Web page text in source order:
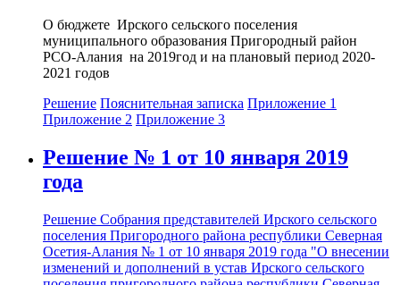
О бюджете Ирского сельского поселения
муниципального образования Пригородный район
РСО-Алания на 2019год и на плановый период 2020-
2021 годов
Решение Пояснительная записка Приложение 1
Приложение 2 Приложение 3
Решение № 1 от 10 января 2019
года
Решение Собрания представителей Ирского сельского
поселения Пригородного района республики Северная
Осетия-Алания № 1 от 10 января 2019 года "О внесении
изменений и дополнений в устав Ирского сельского